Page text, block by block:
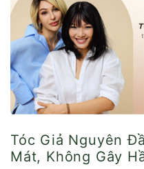
Tóc Giả Nguyên
Mát, Không Gây